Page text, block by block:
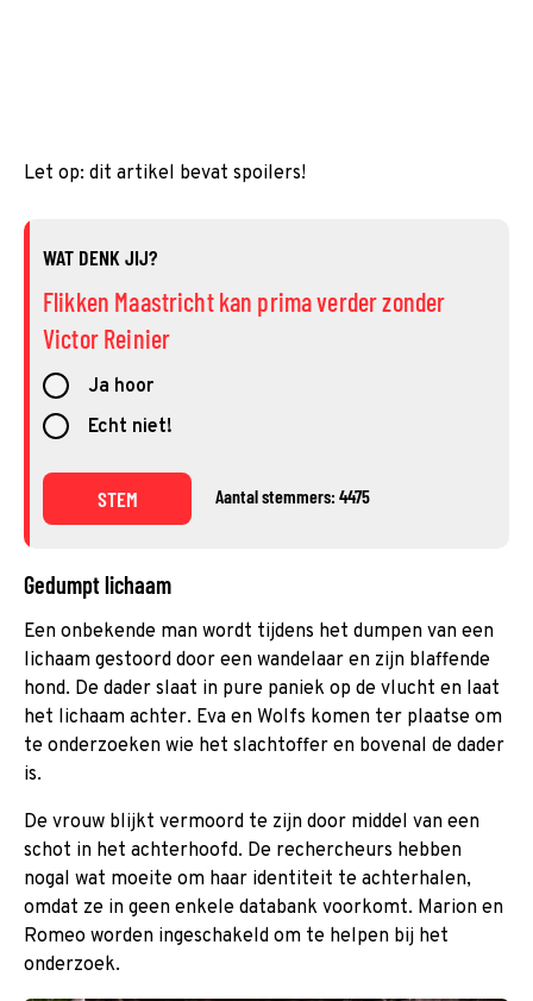
Let op: dit artikel bevat spoilers!
WAT DENK JIJ?
Flikken Maastricht kan prima verder zonder
Victor Reinier
Ja hoor
Echt niet!
STEM Aantal stemmers: 4475
Gedumpt lichaam
Een onbekende man wordt tijdens het dumpen van een
lichaam gestoord door een wandelaar en zijn blaffende
hond. De dader slaat in pure paniek op de vlucht en laat
het lichaam achter. Eva en Wolfs komen ter plaatse om
te onderzoeken wie het slachtoffer en bovenal de dader
is.
De vrouw blijkt vermoord te zijn door middel van een
schot in het achterhoofd. De rechercheurs hebben
nogal wat moeite om haar identiteit te achterhalen,
omdat ze in geen enkele databank voorkomt. Marion en
Romeo worden ingeschakeld om te helpen bij het
onderzoek.